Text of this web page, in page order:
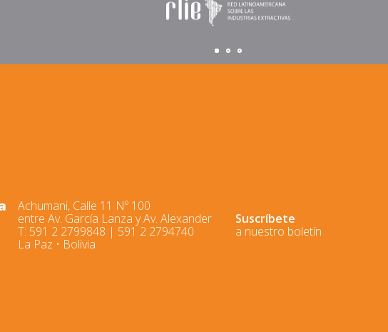
Achumani, Calle 11 Nº 100
entre Av. García Lanza y Av. Alexander
T: 591 2 2799848 | 591 2 2794740
La Paz • Bolivia
Suscríbete
a nuestro boletín